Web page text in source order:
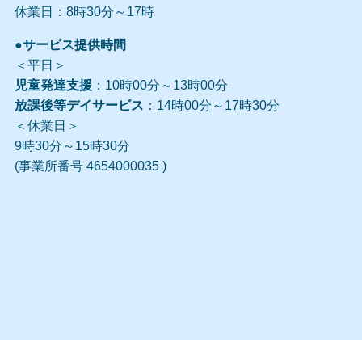
休業日：8時30分～17時
●サービス提供時間
＜平日＞
児童発達支援：10時00分～13時00分
放課後等デイサービス ：14時00分～17時30分
＜休業日＞
9時30分～15時30分
(事業所番号 4654000035 )